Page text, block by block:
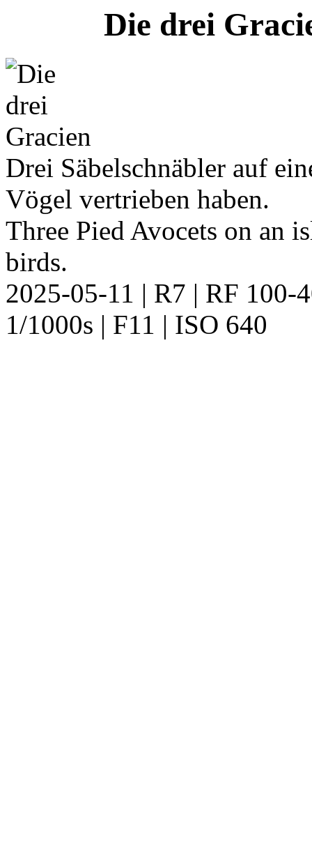
Die drei
Drei Säbelschnäbler auf
Vögel vertrieben haben.
Three Pied Avocets on an
birds.
2025-05-11 | R7 | RF 100-
1/1000s | F11 | ISO 640